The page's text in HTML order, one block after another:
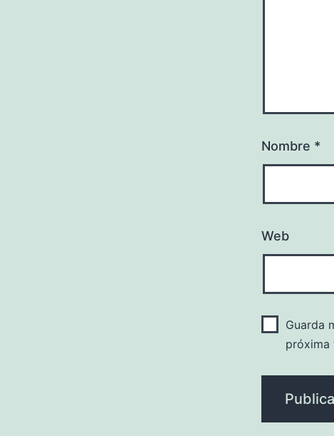
Nombre *
Web
Guarda
próxima